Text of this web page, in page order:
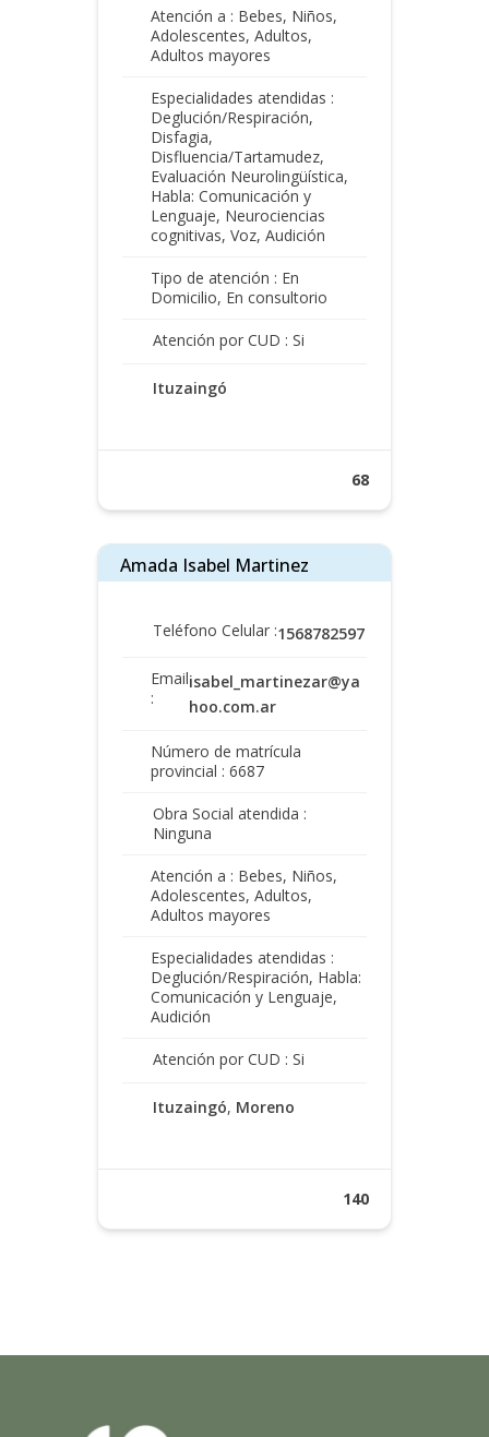
Atención a : Bebes, Niños,
Adolescentes, Adultos,
Adultos mayores
Especialidades atendidas :
Deglución/Respiración,
Disfagia,
Disfluencia/Tartamudez,
Evaluación Neurolingüística,
Habla: Comunicación y
Lenguaje, Neurociencias
cognitivas, Voz, Audición
Tipo de atención : En
Domicilio, En consultorio
Atención por CUD : Si
Ituzaingó
68
Amada Isabel Martinez
Teléfono Celular :1568782597
Email
:
isabel_martinezar@ya
hoo.com.ar
Número de matrícula
provincial : 6687
Obra Social atendida :
Ninguna
Atención a : Bebes, Niños,
Adolescentes, Adultos,
Adultos mayores
Especialidades atendidas :
Deglución/Respiración, Habla:
Comunicación y Lenguaje,
Audición
Atención por CUD : Si
Ituzaingó, Moreno
140